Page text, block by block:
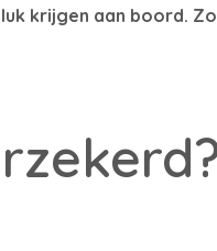
krijgen aan boord.